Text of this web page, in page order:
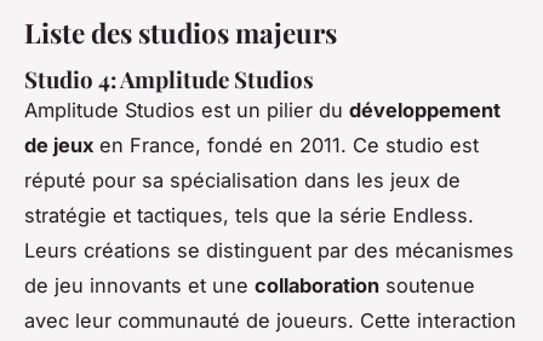
Liste des studios majeurs
Studio 4: Amplitude Studios
Amplitude Studios est un pilier du développement
de jeux en France, fondé en 2011. Ce studio est
réputé pour sa spécialisation dans les jeux de
stratégie et tactiques, tels que la série Endless.
Leurs créations se distinguent par des mécanismes
de jeu innovants et une collaboration soutenue
avec leur communauté de joueurs. Cette interaction